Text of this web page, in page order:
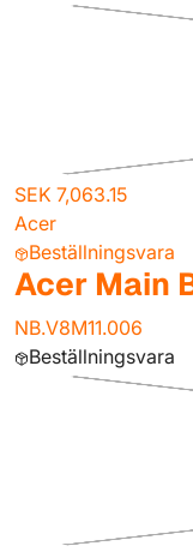
SEK 7,063.15
Acer
Beställningsvara
Acer Main
NB.V8M11.006
Beställningsvara